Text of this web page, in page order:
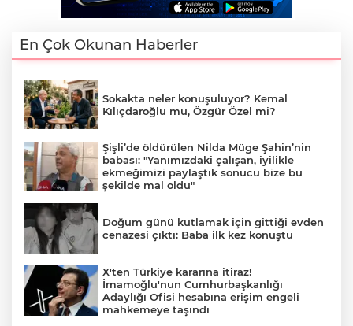
En Çok Okunan Haberler
Sokakta neler konuşuluyor? Kemal
Kılıçdaroğlu mu, Özgür Özel mi?
Şişli’de öldürülen Nilda Müge Şahin’nin
babası: "Yanımızdaki çalışan, iyilikle
ekmeğimizi paylaştık sonucu bize bu
şekilde mal oldu"
Doğum günü kutlamak için gittiği evden
cenazesi çıktı: Baba ilk kez konuştu
X'ten Türkiye kararına itiraz!
İmamoğlu'nun Cumhurbaşkanlığı
Adaylığı Ofisi hesabına erişim engeli
mahkemeye taşındı